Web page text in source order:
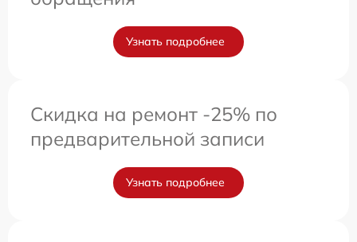
Узнать подробнее
Скидка на ремонт -25% по
предварительной записи
Узнать подробнее